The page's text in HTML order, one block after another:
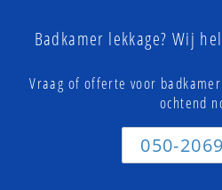
Badkamer lekkage? Wij
Vraag of offerte voor
ochtend
050-